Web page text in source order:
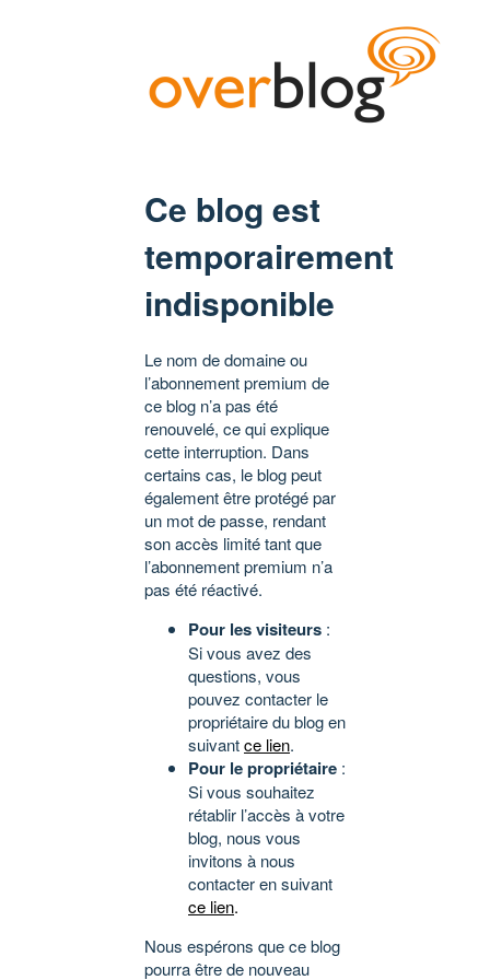
Ce blog est
temporairement
indisponible
Le nom de domaine ou
l’abonnement premium de
ce blog n’a pas été
renouvelé, ce qui explique
cette interruption. Dans
certains cas, le blog peut
également être protégé par
un mot de passe, rendant
son accès limité tant que
l’abonnement premium n’a
pas été réactivé.
Pour les visiteurs :
Si vous avez des
questions, vous
pouvez contacter le
propriétaire du blog en
suivantce lien.
Pour le propriétaire :
Si vous souhaitez
rétablir l’accès à votre
blog, nous vous
invitons à nous
contacter en suivant
ce lien.
Nous espérons que ce blog
pourra être de nouveau